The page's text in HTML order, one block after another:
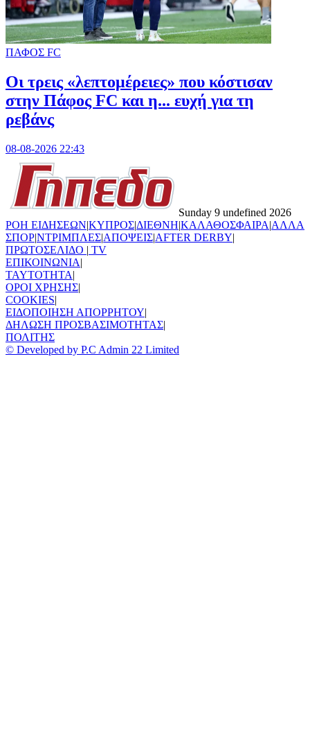
ΠΑΦΟΣ FC
Οι τρεις «λεπτομέρειες» που κόστισαν
στην Πάφος FC και η... ευχή για τη
ρεβάνς
08-08-2026 22:43
Sunday 9 undefined 2026
ΡΟΗ ΕΙΔΗΣΕΩΝ|ΚΥΠΡΟΣ|ΔΙΕΘΝΗ|ΚΑΛΑΘΟΣΦΑΙΡΑ|ΑΛΛΑ
ΣΠΟΡ|ΝΤΡΙΜΠΛΕΣ|ΑΠΟΨΕΙΣ|AFTER DERBY|
ΠΡΩΤΟΣΕΛΙΔΟ | TV
ΕΠΙΚΟΙΝΩΝΙΑ|
TAYTOTHTA|
ΟΡΟΙ ΧΡΗΣΗΣ|
COOKIES|
ΕΙΔΟΠΟΙΗΣΗ ΑΠΟΡΡΗΤΟΥ|
ΔΗΛΩΣΗ ΠΡΟΣΒΑΣΙΜΟΤΗΤΑΣ|
ΠΟΛΙΤΗΣ
© Developed by P.C Admin 22 Limited